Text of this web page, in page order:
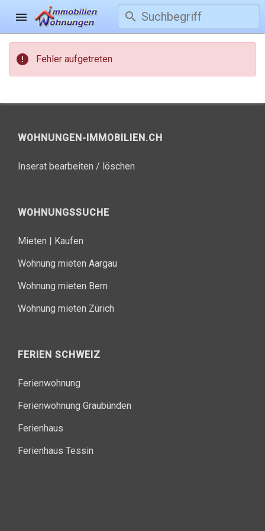
menu search
error Fehler aufgetreten
WOHNUNGEN-IMMOBILIEN.CH
Inserat bearbeiten / löschen
WOHNUNGSSUCHE
Mieten | Kaufen
Wohnung mieten Aargau
Wohnung mieten Bern
Wohnung mieten Zürich
FERIEN SCHWEIZ
Ferienwohnung
Ferienwohnung Graubünden
Ferienhaus
Ferienhaus Tessin